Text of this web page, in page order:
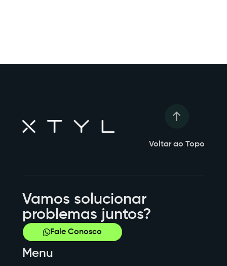
Voltar ao Topo
Vamos solucionar
problemas juntos?
Fale Conosco
Menu